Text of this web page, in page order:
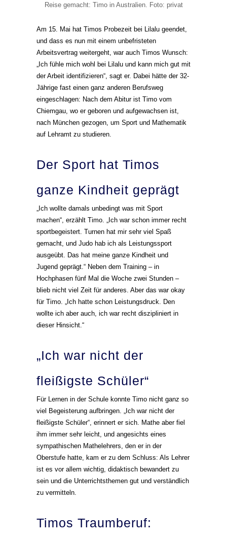
Reise gemacht: Timo in Australien. Foto: privat
Am 15. Mai hat Timos Probezeit bei Lilalu geendet,
und dass es nun mit einem unbefristeten
Arbeitsvertrag weitergeht, war auch Timos Wunsch:
„Ich fühle mich wohl bei Lilalu und kann mich gut mit
der Arbeit identifizieren“, sagt er. Dabei hätte der 32-
Jährige fast einen ganz anderen Berufsweg
eingeschlagen: Nach dem Abitur ist Timo vom
Chiemgau, wo er geboren und aufgewachsen ist,
nach München gezogen, um Sport und Mathematik
auf Lehramt zu studieren.
Der Sport hat Timos
ganze Kindheit geprägt
„Ich wollte damals unbedingt was mit Sport
machen“, erzählt Timo. „Ich war schon immer recht
sportbegeistert. Turnen hat mir sehr viel Spaß
gemacht, und Judo hab ich als Leistungssport
ausgeübt. Das hat meine ganze Kindheit und
Jugend geprägt.“ Neben dem Training – in
Hochphasen fünf Mal die Woche zwei Stunden –
blieb nicht viel Zeit für anderes. Aber das war okay
für Timo. „Ich hatte schon Leistungsdruck. Den
wollte ich aber auch, ich war recht diszipliniert in
dieser Hinsicht.“
„Ich war nicht der
fleißigste Schüler“
Für Lernen in der Schule konnte Timo nicht ganz so
viel Begeisterung aufbringen. „Ich war nicht der
fleißigste Schüler“, erinnert er sich. Mathe aber fiel
ihm immer sehr leicht, und angesichts eines
sympathischen Mathelehrers, den er in der
Oberstufe hatte, kam er zu dem Schluss: Als Lehrer
ist es vor allem wichtig, didaktisch bewandert zu
sein und die Unterrichtsthemen gut und verständlich
zu vermitteln.
Timos Traumberuf: